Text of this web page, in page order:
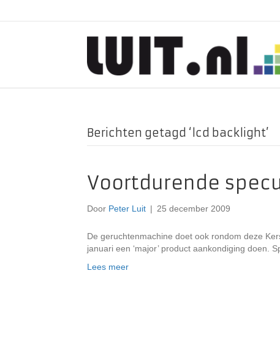
Berichten getagd ‘lcd backlight’
Voortdurende
Door Peter Luit | 25 december 2009
De geruchtenmachine doet ook rondom deze
januari een ‘major’ product aankondiging doen.
Lees meer